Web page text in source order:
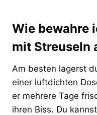
Wie bewahre
mit Streuseln
Am besten lagerst
einer luftdichten
er mehrere Tage
ihren Biss. Du